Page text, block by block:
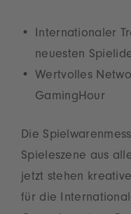
Internationaler
neuesten
Wertvolles
GamingHour
Die
Spieleszene aus
jetzt stehen
für die